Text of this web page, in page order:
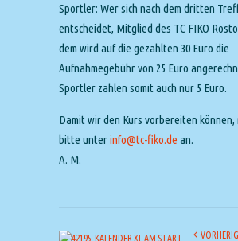
Sportler: Wer sich nach dem dritten
entscheidet, Mitglied des TC FIKO
dem wird auf die gezahlten 30 Euro die
Aufnahmegebühr von 25 Euro
Sportler zahlen somit auch nur 5 Euro.
Damit wir den Kurs vorbereiten können,
bitte unterinfo@tc-fiko.de an.
A. M.